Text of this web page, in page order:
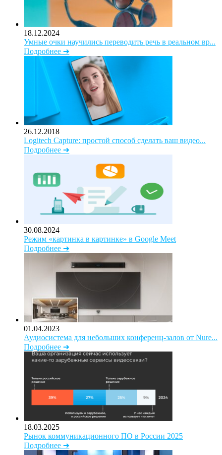
18.12.2024
Умные очки научились переводить речь в реальном вр...
Подробнее ➜
26.12.2018
Logitech Capture: простой способ сделать ваш видео...
Подробнее ➜
30.08.2024
Режим «картинка в картинке» в Google Meet
Подробнее ➜
01.04.2023
Аудиосистема для небольших конференц-залов от Nure...
Подробнее ➜
18.03.2025
Рынок коммуникационного ПО в России 2025
Подробнее ➜